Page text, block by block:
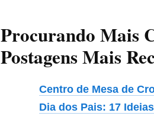
Procurando Mais
Postagens Mais
Centro de Mesa de
Dia dos Pais: 17